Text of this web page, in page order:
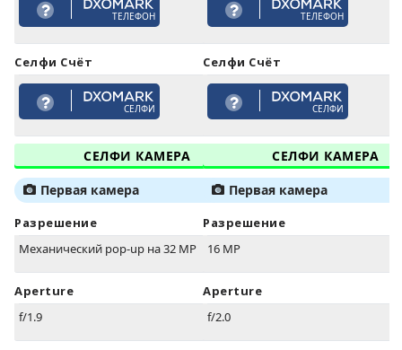
ТЕЛЕФОН
Селфи Счёт
СЕЛФИ
СЕЛФИ КАМЕРА
Первая камера
Разрешение
Механический pop-up на 32 MP
Aperture
f/1.9
ТЕЛЕФОН
Селфи Счёт
СЕЛФИ
СЕЛФИ КАМЕРА
Первая камера
Разрешение
16 MP
Aperture
f/2.0